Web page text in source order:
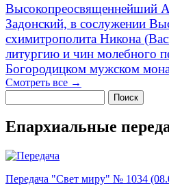
Высокопреосвященнейший
Задонский, в сослужении
схимитрополита Никона
литургию и чин молебного
Богородицком мужском
Смотреть все →
Поиск
Епархиальные
Передача "Свет миру" № 1034